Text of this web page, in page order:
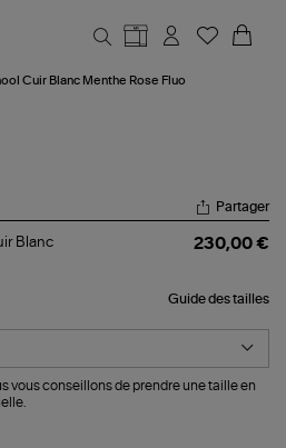
Cuir Blanc Menthe Rose Fluo
Partager
Blanc
230,00 €
Guide des tailles
vous conseillons de prendre une taille en